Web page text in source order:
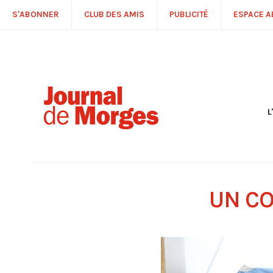
S'ABONNER CLUB DES AMIS PUBLICITÉ ESPACE
UN